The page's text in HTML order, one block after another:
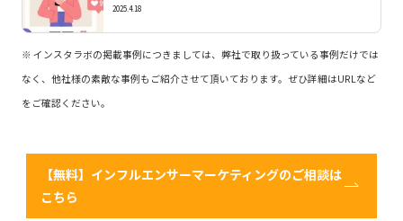
2025.4.18
※ インスタラボの掲載事例につきましては、弊社で取り扱っている事例だけでは
なく、他社様の素敵な事例もご紹介させて頂いております。ぜひ詳細はURLなど
をご確認ください。
【無料】インフルエンサーマーケティングのご相談は
こちら